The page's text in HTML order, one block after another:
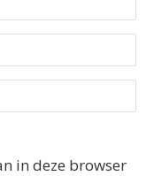
in deze browser